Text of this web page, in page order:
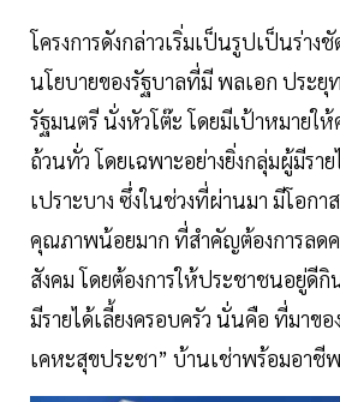
โครงการดังกล่าวเริ่มเป็นรูปเป็นร่าง
นโยบายของรัฐบาลที่มี พลเอก ประยุ
รัฐมนตรี นั่งหัวโต๊ะ โดยมีเป้าหมายใ
ถ้วนทั่ว โดยเฉพาะอย่างยิ่งกลุ่มผู้มีรา
เปราะบาง ซึ่งในช่วงที่ผ่านมา มีโอก
คุณภาพน้อยมาก ที่สำคัญต้องการลดค
สังคม โดยต้องการให้ประชาชนอยู่
มีรายได้เลี้ยงครอบครัว นั่นคือ ที่มาขอ
เคหะสุขประชา” บ้านเช่าพร้อมอาชีพ